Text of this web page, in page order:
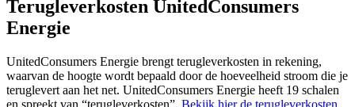
Terugleverkosten UnitedConsumers
Energie
UnitedConsumers Energie brengt terugleverkosten in rekening,
waarvan de hoogte wordt bepaald door de hoeveelheid stroom die je
teruglevert aan het net. UnitedConsumers Energie heeft 19 schalen
en spreekt van “terugleverkosten”. Bekijk hier de terugleverkosten